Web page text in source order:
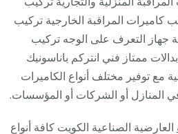
/
صيانة
كاميرات المراقبة الخارجية تركيب
التعرف على الوجه تركيب
ممتاز فني انتركم باناسونيك
مع توفير مختلف أنواع الكاميرات
المنازل أو الشركات أو المؤسسات.
العارضية الصناعية الكويت كافة أنواع